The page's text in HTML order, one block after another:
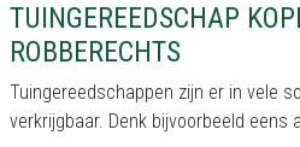
TUINGEREEDSCHAP
ROBBERECHTS
Tuingereedschappen zijn er in vele
verkrijgbaar. Denk bijvoorbeeld eens